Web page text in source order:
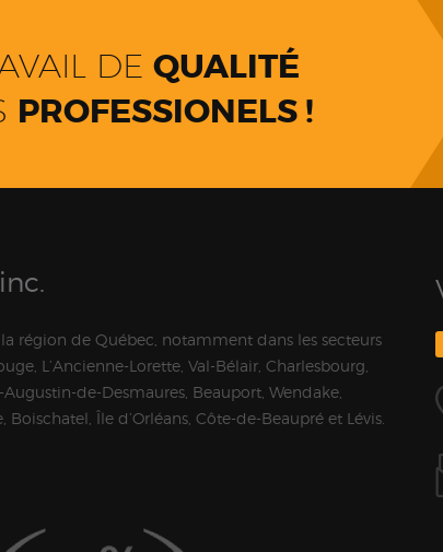
DE QUALITÉ
PROFESSIONELS !
région de Québec, notamment dans les secteurs
L’Ancienne-Lorette, Val-Bélair, Charlesbourg,
de-Desmaures, Beauport, Wendake,
Île d’Orléans, Côte-de-Beaupré et Lévis.